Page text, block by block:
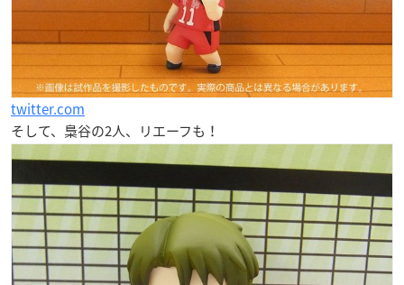
twitter.com
そして、梟谷の2人、リエーフも！